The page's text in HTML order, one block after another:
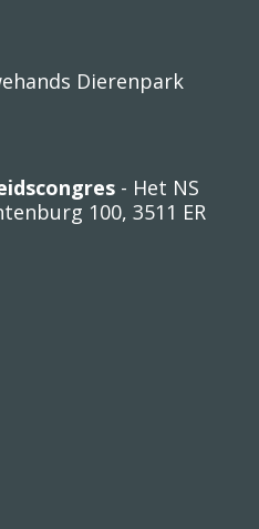
Dierenpark
- Het NS
100, 3511 ER